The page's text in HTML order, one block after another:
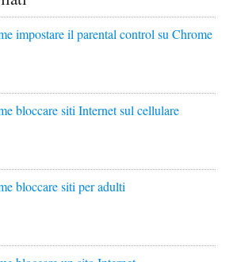
impostare il parental control su Chrome
bloccare siti Internet sul cellulare
bloccare siti per adulti